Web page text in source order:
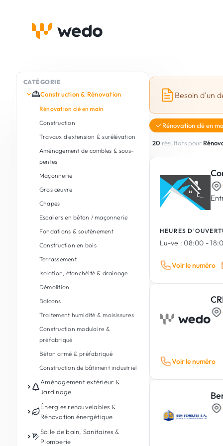
CATÉGORIE
Construction & Rénovation
Rénovation clé en main
Construction
Travaux d'extension & surélévation
Aménagement de combles & sous-
pentes
Maçonnerie
Gros œuvre
Chapes
Escaliers en béton / maçonnerie
Fondations & soutènement
Construction en bois
Terrassement
Isolation, étanchéité & drainage
Démolition
Balcons
Traitement humidité & moisissures
Construction modulaire &
préfabriqué
Béton armé & préfabriqué
Construction de bâtiment industriel
Aménagement extérieur &
Jardinage
Entretien de jardin
Conception de jardin & paysages
Aménagement extérieur
Énergies renouvelables &
Rénovation énergétique
Photovoltaïque
Salle de bain, Sanitaires &
Plomberie
Besoin d'un
Rénovation clé en
20 résultats pour
HEURES
Lu-ve : 08:00 -
Voir le numéro
Voir le numéro